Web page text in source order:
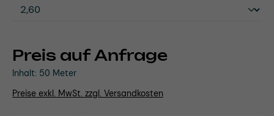
Preis auf Anfrage
Inhalt: 50 Meter
Preise exkl. MwSt. zzgl. Versandkosten